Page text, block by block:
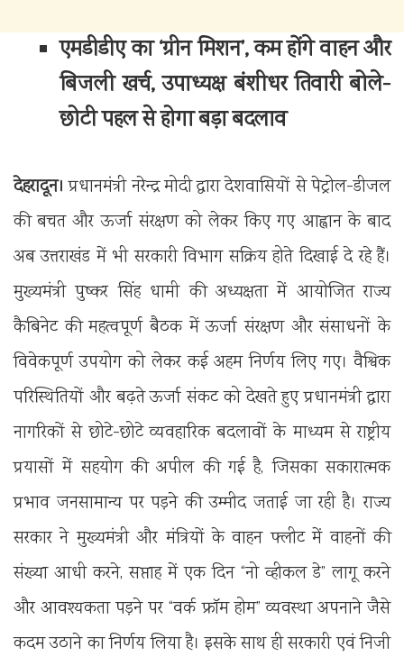
एमडीडीए का ‘ग्रीन मिशन’, कम होंगे वाहन और
बिजली खर्च, उपाध्यक्ष बंशीधर तिवारी बोले-
छोटी पहल से होगा बड़ा बदलाव
देहरादून। प्रधानमंत्री नरेन्द्र मोदी द्वारा देशवासियों से पेट्रोल-डीजल
की बचत और ऊर्जा संरक्षण को लेकर किए गए आह्वान के बाद
अब उत्तराखंड में भी सरकारी विभाग सक्रिय होते दिखाई दे रहे हैं।
मुख्यमंत्री पुष्कर सिंह धामी की अध्यक्षता में आयोजित राज्य
कैबिनेट की महत्वपूर्ण बैठक में ऊर्जा संरक्षण और संसाधनों के
विवेकपूर्ण उपयोग को लेकर कई अहम निर्णय लिए गए। वैश्विक
परिस्थितियों और बढ़ते ऊर्जा संकट को देखते हुए प्रधानमंत्री द्वारा
नागरिकों से छोटे-छोटे व्यवहारिक बदलावों के माध्यम से राष्ट्रीय
प्रयासों में सहयोग की अपील की गई है, जिसका सकारात्मक
प्रभाव जनसामान्य पर पड़ने की उम्मीद जताई जा रही है। राज्य
सरकार ने मुख्यमंत्री और मंत्रियों के वाहन फ्लीट में वाहनों की
संख्या आधी करने, सप्ताह में एक दिन “नो व्हीकल डे” लागू करने
और आवश्यकता पड़ने पर “वर्क फ्रॉम होम” व्यवस्था अपनाने जैसे
कदम उठाने का निर्णय लिया है। इसके साथ ही सरकारी एवं निजी